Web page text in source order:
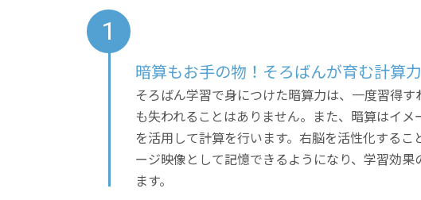
暗算もお手の物！そろばんが育む計算力
そろばん学習で身につけた暗算力は、一度習得す
も失われることはありません。また、暗算はイメ
を活用して計算を行います。右脳を活性化するこ
ージ映像として記憶できるようになり、学習効果
ます。